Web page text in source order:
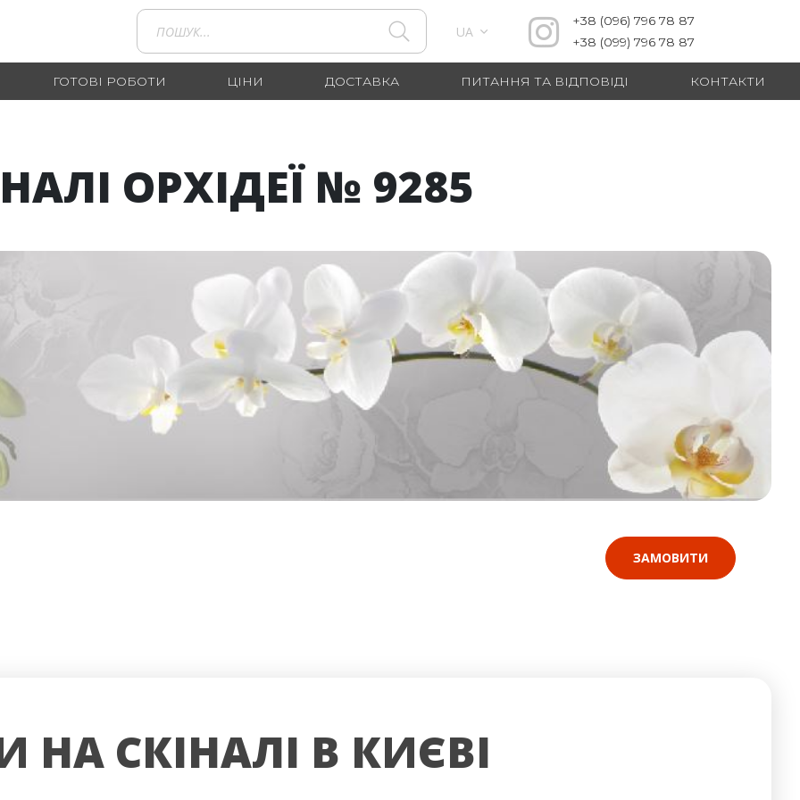
UA
+38 (096) 796 78 87
+38 (099) 796 78 87
ГОТОВІ РОБОТИ ЦІНИ ДОСТАВКА ПИТАННЯ ТА ВІДПОВІДІ КОНТАКТИ
ОРХІДЕЇ № 9285
ЗАМОВИТИ
НА СКІНАЛІ В КИЄВІ